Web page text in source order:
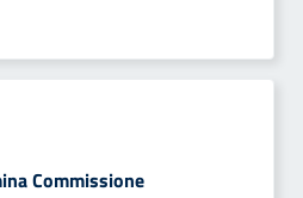
Commissione